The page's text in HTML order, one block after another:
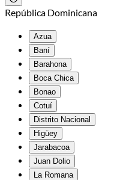
República Dominicana
Azua
Baní
Barahona
Boca Chica
Bonao
Cotuí
Distrito Nacional
Higüey
Jarabacoa
Juan Dolio
La Romana